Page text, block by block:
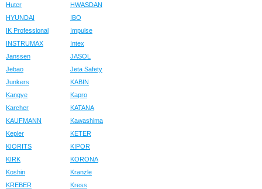
Huter
HWASDAN
HYUNDAI
IBO
IK Professional
Impulse
INSTRUMAX
Intex
Janssen
JASOL
Jebao
Jeta Safety
Junkers
KABIN
Kangye
Kapro
Karcher
KATANA
KAUFMANN
Kawashima
Kepler
KETER
KIORITS
KIPOR
KIRK
KORONA
Koshin
Kranzle
KREBER
Kress